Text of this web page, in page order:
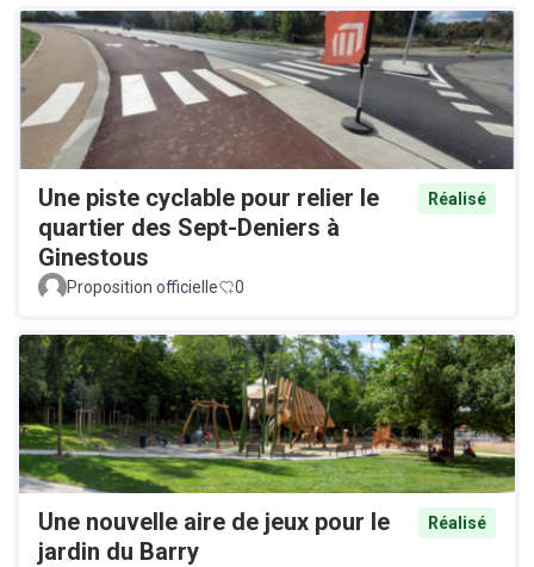
Une piste cyclable pour relier le
quartier des Sept-Deniers à
Ginestous
Réalisé
Proposition officielle 0
Une nouvelle aire de jeux pour le
jardin du Barry
Réalisé